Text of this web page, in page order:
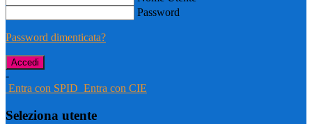
Password
Password dimenticata?
-
Entra con SPID Entra con CIE
Seleziona utente